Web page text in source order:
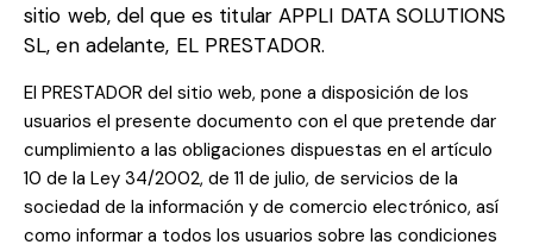
sitio web, del que es titular APPLI DATA SOLUTIONS
SL, en adelante, EL PRESTADOR.
El PRESTADOR del sitio web, pone a disposición de los
usuarios el presente documento con el que pretende dar
cumplimiento a las obligaciones dispuestas en el artículo
10 de la Ley 34/2002, de 11 de julio, de servicios de la
sociedad de la información y de comercio electrónico, así
como informar a todos los usuarios sobre las condiciones